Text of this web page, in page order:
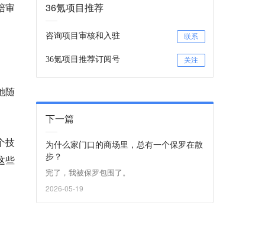
审
随
技
些
36氪项目推荐
咨询项目审核和入驻 联系
36氪项目推荐订阅号 关注
下一篇
为什么家门口的商场里，总有一个保罗在散
步？
完了，我被保罗包围了。
2026-05-19